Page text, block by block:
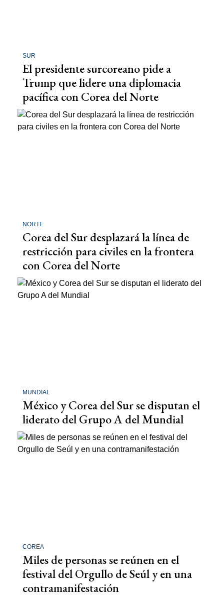
SUR
El presidente surcoreano pide a
Trump que lidere una diplomacia
pacífica con Corea del Norte
NORTE
Corea del Sur desplazará la línea de
restricción para civiles en la frontera
con Corea del Norte
MUNDIAL
México y Corea del Sur se disputan el
liderato del Grupo A del Mundial
COREA
Miles de personas se reúnen en el
festival del Orgullo de Seúl y en una
contramanifestación